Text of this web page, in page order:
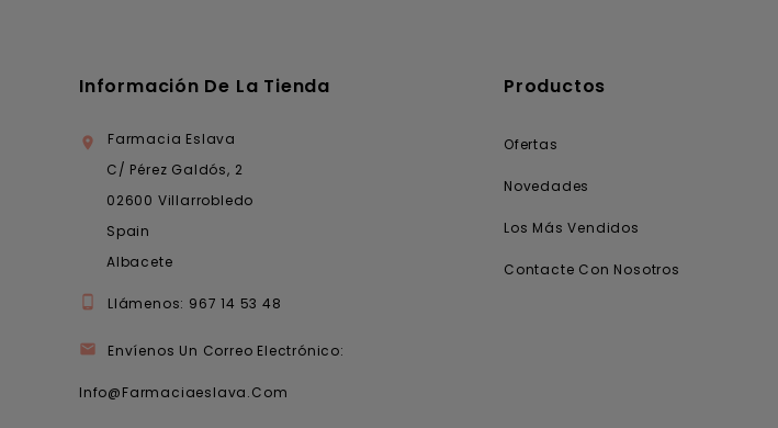
Información De La Tienda

Farmacia Eslava
C/ Pérez Galdós, 2
02600 Villarrobledo
Spain
Albacete
 Llámenos: 967 14 53 48
 Envíenos Un Correo Electrónico:
Info@farmaciaeslava.com
Productos
Ofertas
Novedades
Los Más Vendidos
Contacte Con Nosotros